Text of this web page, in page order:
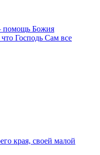
помощь Божия
Господь Сам все
края, своей малой